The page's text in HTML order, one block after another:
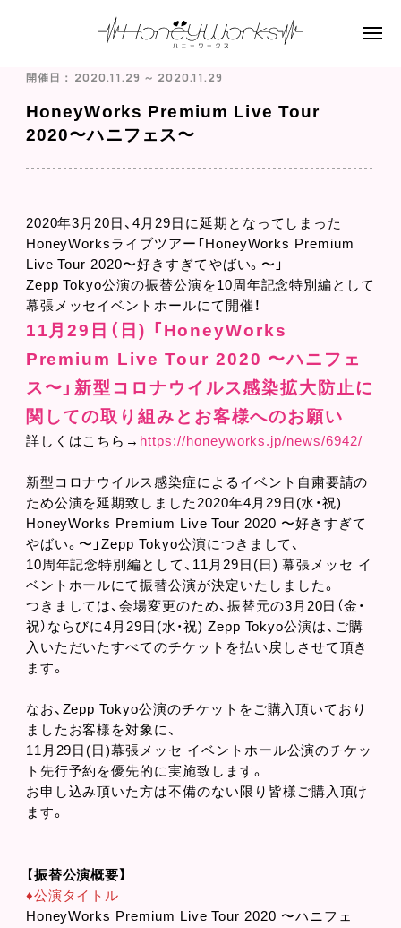
開催日： 2020.11.29 ～ 2020.11.29
HoneyWorks Premium Live Tour
2020〜ハニフェス〜
2020年3月20日、4月29日に延期となってしまった
HoneyWorksライブツアー「HoneyWorks Premium
Live Tour 2020〜好きすぎてやばい。〜」
Zepp Tokyo公演の振替公演を10周年記念特別編として
幕張メッセイベントホールにて開催！
11月29日（日) 「HoneyWorks
Premium Live Tour 2020 〜ハニフェ
ス〜」新型コロナウイルス感染拡大防止に
関しての取り組みとお客様へのお願い
詳しくはこちら→ https://honeyworks.jp/news/6942/
新型コロナウイルス感染症によるイベント自粛要請の
ため公演を延期致しました2020年4月29日(水・祝)
HoneyWorks Premium Live Tour 2020 〜好きすぎて
やばい。〜」Zepp Tokyo公演につきまして、
10周年記念特別編として、11月29日(日) 幕張メッセ イ
ベントホールにて振替公演が決定いたしました。
つきましては、会場変更のため、振替元の3月20日（金・
祝）ならびに4月29日(水・祝) Zepp Tokyo公演は、ご購
入いただいたすべてのチケットを払い戻しさせて頂き
ます。
なお、Zepp Tokyo公演のチケットをご購入頂いており
ましたお客様を対象に、
11月29日(日)幕張メッセ イベントホール公演のチケッ
ト先行予約を優先的に実施致します。
お申し込み頂いた方は不備のない限り皆様ご購入頂け
ます。
【振替公演概要】
♦︎公演タイトル
HoneyWorks Premium Live Tour 2020 〜ハニフェ